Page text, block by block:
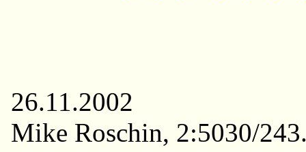
26.11.2002
Mike Roschin, 2:5030/